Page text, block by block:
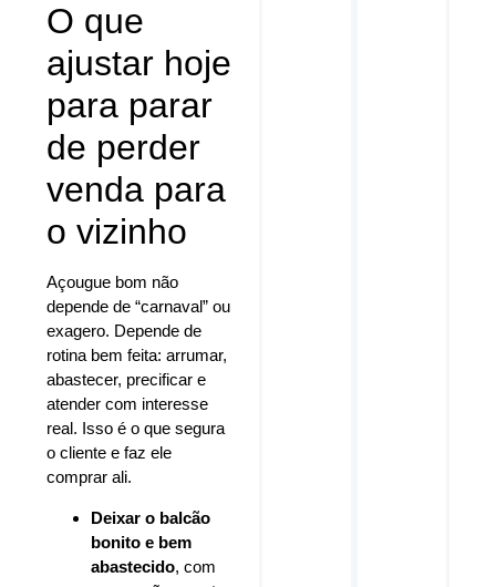
O que
ajustar hoje
para parar
de perder
venda para
o vizinho
Açougue bom não
depende de “carnaval” ou
exagero. Depende de
rotina bem feita: arrumar,
abastecer, precificar e
atender com interesse
real. Isso é o que segura
o cliente e faz ele
comprar ali.
Deixar o balcão
bonito e bem
abastecido, com